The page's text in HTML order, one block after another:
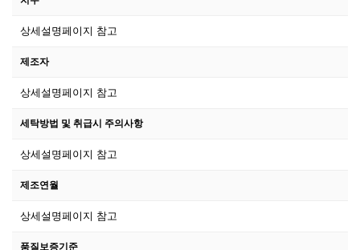
상세설명페이지 참고
제조자
상세설명페이지 참고
세탁방법 및 취급시 주의사항
상세설명페이지 참고
제조연월
상세설명페이지 참고
품질보증기준